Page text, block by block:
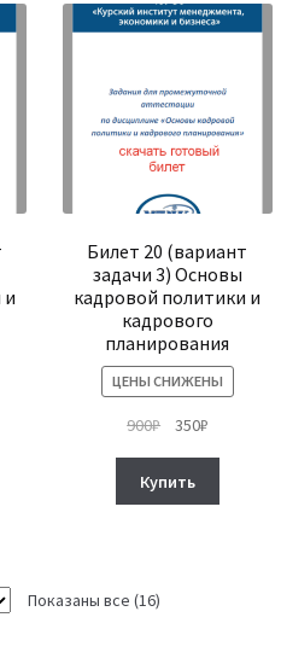
и
Билет 20 (вариант
задачи 3) Основы
кадровой политики и
кадрового
планирования
ЦЕНЫ СНИЖЕНЫ
900₽
Первоначальная
составляла
900₽.
350₽Текущая
Купить
Показаны все (16)